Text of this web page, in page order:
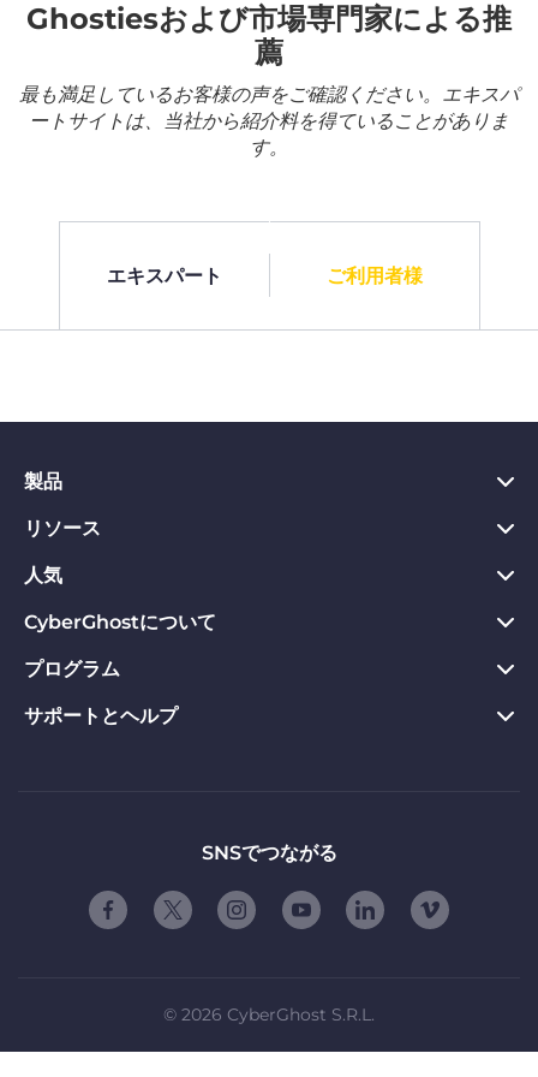
Ghostiesおよび市場専門家による推
薦
最も満足しているお客様の声をご確認ください。エキスパ
ートサイトは、当社から紹介料を得ていることがありま
す。
エキスパート ご利用者様
製品
PC向けVPN
Chrome向けVPN
Mac向けVPN
Android向けVPN
Firefox向けVPN
iOS向けVPN
リソース
プライバシーハブ
プライバシーツール
返金保証
VPNのメリット
人気
今すぐダウンロード
Webサイトのブロックを解除
専用IP VPN
CyberGhostについて
CyberGhostについて
お問い合わせ
プログラム
アフィリエイト
脆弱性開示プログラム
パートナーシップ
サポートとヘルプ
サポートに問い合わせるSNSでつながる
© 2026 CyberGhost S.R.L.